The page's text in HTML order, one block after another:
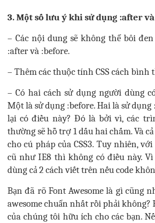
3. Một số lưu ý khi sử dụng :after
– Các nội dung sẽ không thể bôi
:after và :before.
– Thêm các thuộc tính CSS cách bình
– Có hai cách sử dụng người dùng
Một là sử dụng :before. Hai là sử dụng
lại có điều này? Đó là bởi vì, các
thường sẽ hỗ trợ 1 dấu hai chấm. Và
cho cú pháp của CSS3. Tuy nhiên,
cũ như IE8 thì không có điều này.
dùng cả 2 cách viết trên nếu code
Bạn đã rõ Font Awesome là gì cũng
awesome chuẩn nhất rồi phải không?
của chúng tôi hữu ích cho các bạn.